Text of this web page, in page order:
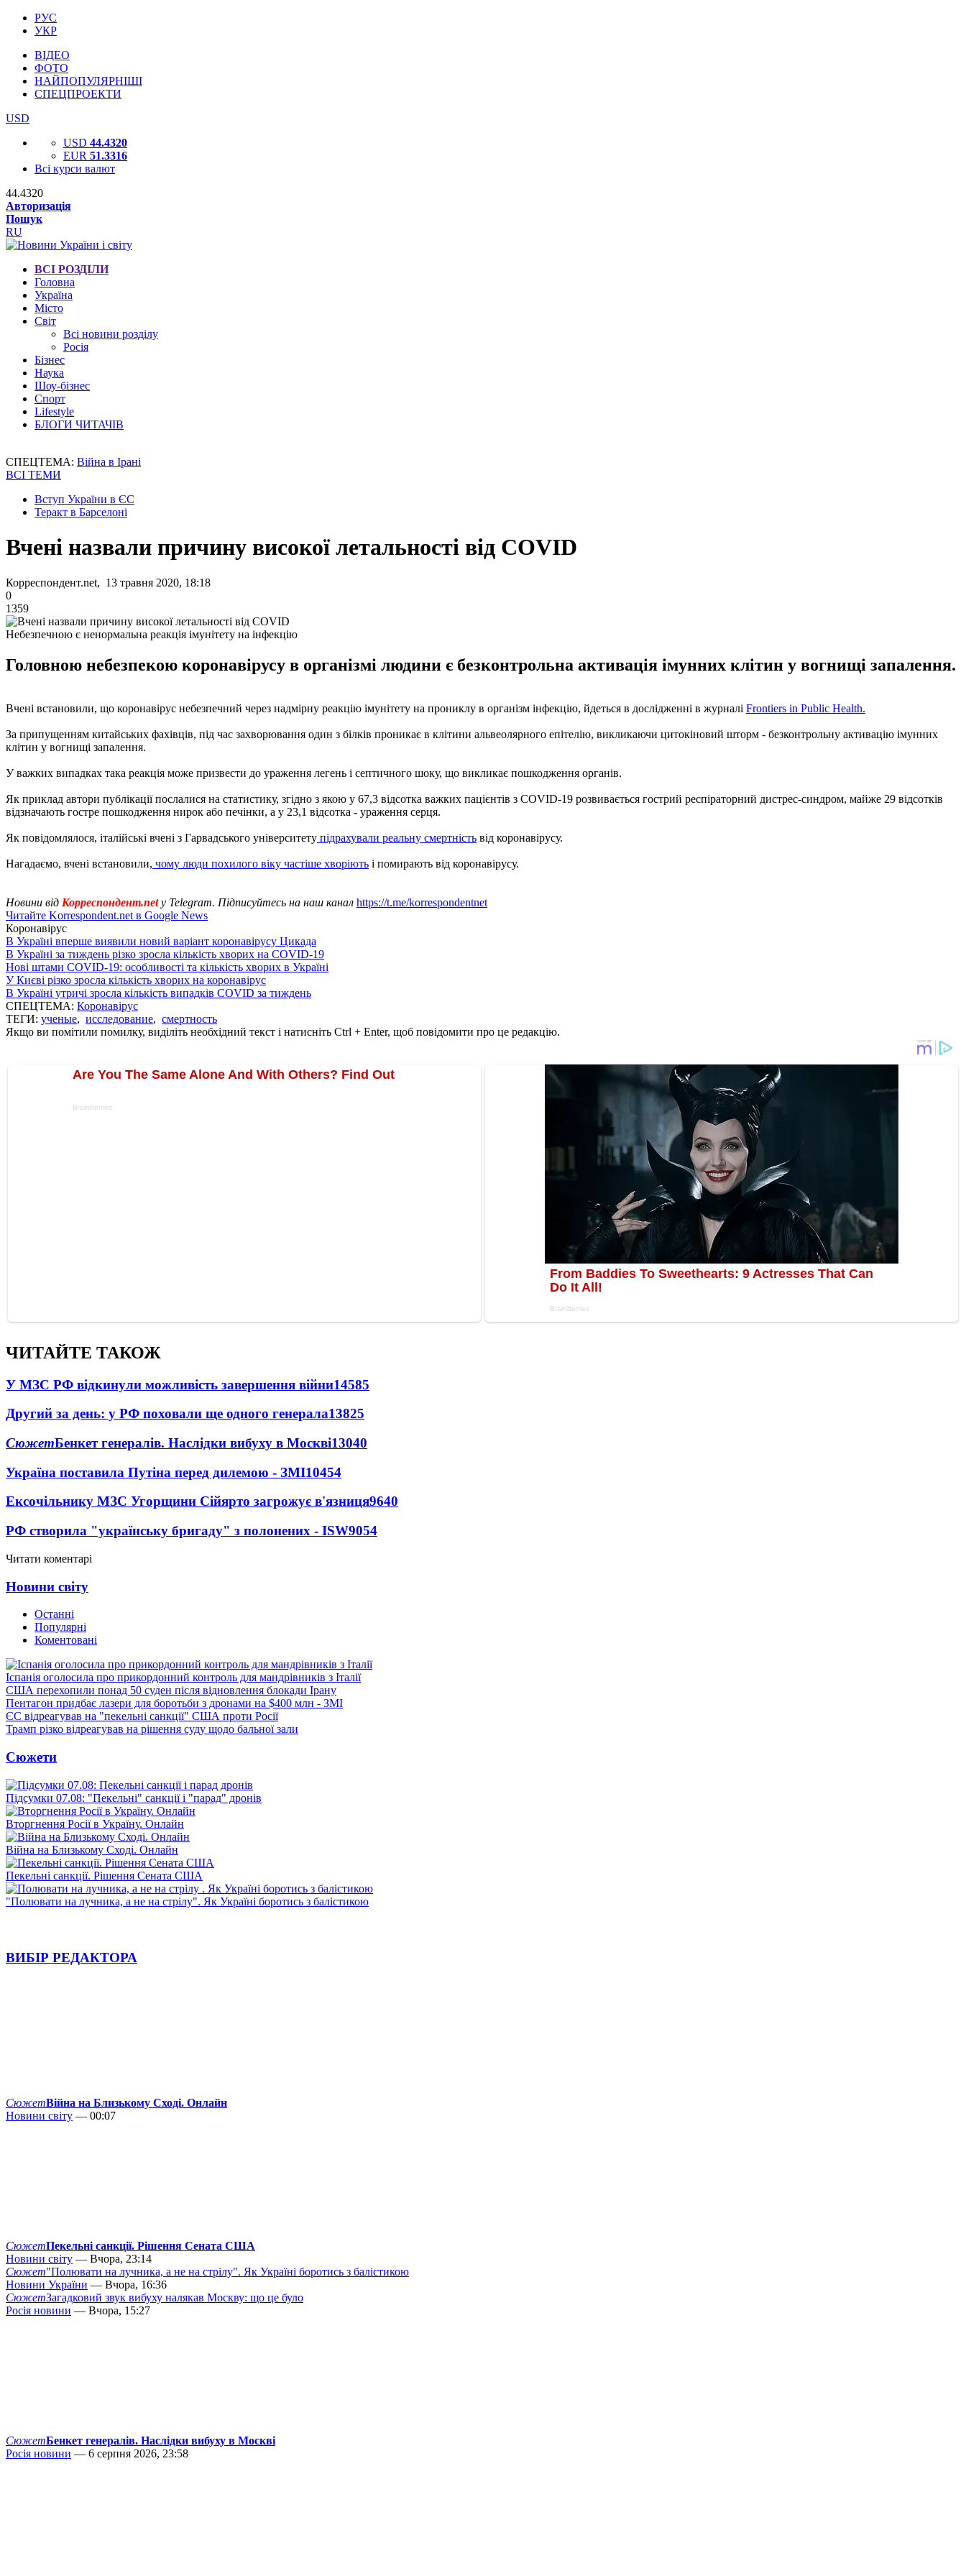
РУС
УКР
ВІДЕО
ФОТО
НАЙПОПУЛЯРНІШІ
СПЕЦПРОЕКТИ
USD
USD 44.4320
EUR 51.3316
Всі курси валют
44.4320
Авторизація
Пошук
RU
ВСІ РОЗДІЛИ
Головна
Україна
Місто
Світ
Всі новини розділу
Росія
Бізнес
Наука
Шоу-бізнес
Спорт
Lifestyle
БЛОГИ ЧИТАЧІВ
СПЕЦТЕМА: Війна в Ірані
ВСІ ТЕМИ
Вступ України в ЄС
Теракт в Барселоні
Вчені назвали причину високої летальності від COVID
Корреспондент.net, 13 травня 2020, 18:18
0
1359
Небезпечною є ненормальна реакція імунітету на інфекцію
Головною небезпекою коронавірусу в організмі людини є безконтрольна активація імунних клітин у вогнищі запалення.
Вчені встановили, що коронавірус небезпечний через надмірну реакцію імунітету на прониклу в організм інфекцію, йдеться в дослідженні в журналі Frontiers in Public Health.
За припущенням китайських фахівців, під час захворювання один з білків проникає в клітини альвеолярного епітелію, викликаючи цитокіновий шторм - безконтрольну активацію імунних
клітин у вогнищі запалення.
У важких випадках така реакція може призвести до ураження легень і септичного шоку, що викликає пошкодження органів.
Як приклад автори публікації послалися на статистику, згідно з якою у 67,3 відсотка важких пацієнтів з COVID-19 розвивається гострий респіраторний дистрес-синдром, майже 29 відсотків
відзначають гостре пошкодження нирок або печінки, а у 23,1 відсотка - ураження серця.
Як повідомлялося, італійські вчені з Гарвадського університету підрахували реальну смертність від коронавірусу.
Нагадаємо, вчені встановили, чому люди похилого віку частіше хворіють і помирають від коронавірусу.
Новини від Корреспондент.net у Telegram. Підписуйтесь на наш канал https://t.me/korrespondentnet
Читайте Korrespondent.net в Google News
Коронавірус
В Україні вперше виявили новий варіант коронавірусу Цикада
В Україні за тиждень різко зросла кількість хворих на COVID-19
Нові штами COVID-19: особливості та кількість хворих в Україні
У Києві різко зросла кількість хворих на коронавірус
В Україні утричі зросла кількість випадків COVID за тиждень
СПЕЦТЕМА: Коронавірус
ТЕГИ: ученые, исследование, смертность
Якщо ви помітили помилку, виділіть необхідний текст і натисніть Ctrl + Enter, щоб повідомити про це редакцію.
ЧИТАЙТЕ ТАКОЖ
У МЗС РФ відкинули можливість завершення війни14585
Другий за день: у РФ поховали ще одного генерала13825
СюжетБенкет генералів. Наслідки вибуху в Москві13040
Україна поставила Путіна перед дилемою - ЗМІ10454
Ексочільнику МЗС Угорщини Сійярто загрожує в'язниця9640
РФ створила "українську бригаду" з полонених - ISW9054
Читати коментарі
Новини світу
Останні
Популярні
Коментовані
Іспанія оголосила про прикордонний контроль для мандрівників з Італії
США перехопили понад 50 суден після відновлення блокади Ірану
Пентагон придбає лазери для боротьби з дронами на $400 млн - ЗМІ
ЄС відреагував на "пекельні санкції" США проти Росії
Трамп різко відреагував на рішення суду щодо бальної зали
Сюжети
Підсумки 07.08: "Пекельні" санкції і "парад" дронів
Вторгнення Росії в Україну. Онлайн
Війна на Близькому Сході. Онлайн
Пекельні санкції. Рішення Сената США
"Полювати на лучника, а не на стрілу". Як Україні боротись з балістикою
ВИБІР РЕДАКТОРА
СюжетВійна на Близькому Сході. Онлайн
Новини світу — 00:07
СюжетПекельні санкції. Рішення Сената США
Новини світу — Вчора, 23:14
Сюжет"Полювати на лучника, а не на стрілу". Як Україні боротись з балістикою
Новини України — Вчора, 16:36
СюжетЗагадковий звук вибуху налякав Москву: що це було
Росія новини — Вчора, 15:27
СюжетБенкет генералів. Наслідки вибуху в Москві
Росія новини — 6 серпня 2026, 23:58